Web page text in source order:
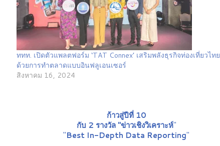
ททท. เปิดตัวแพลตฟอร์ม ‘TAT Connex’ เสริมพลังธุรกิจท่องเที่ยวไทย
ด้วยการทำตลาดแบบอินฟลูเอนเซอร์
สิงหาคม 16, 2024
ก้าวสู่ปีที่ 10
กับ 2 รางวัล "ข่าวเชิงวิเคราะห์"
"Best In-Depth Data Reporting"